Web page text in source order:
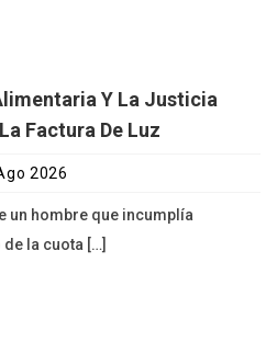
Y La Justicia
Factura De Luz
2026
un hombre que incumplía
la cuota […]